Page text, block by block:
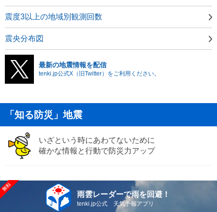
震度3以上の地域別観測回数
震央分布図
最新の地震情報を配信
tenki.jp公式X（旧Twitter）をご利用ください。
「知る防災」地震
いざという時にあわてないために
確かな情報と行動で防災力アップ
雨雲レーダーで雨を回避！
tenki.jp公式 天気予報アプリ